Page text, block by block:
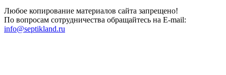
Любое копирование материалов сайта запрещено!
По вопросам сотрудничества обращайтесь на E-mail:
info@septikland.ru